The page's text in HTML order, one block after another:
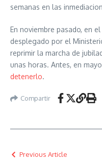
semanas en las
En noviembre pasado, en
desplegado por el
reprimir la marcha de
unas horas. Antes, en
detenerlo.
Compartir
Previous Article